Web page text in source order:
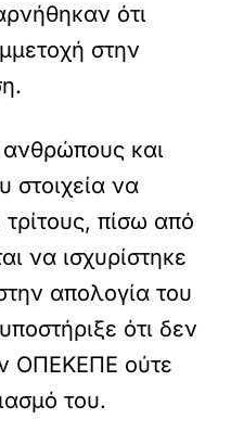
ότι
στην
και
στοιχεία να
πίσω από
να ισχυρίστηκε
απολογία του
ότι δεν
ΟΠΕΚΕΠΕ ούτε
του.